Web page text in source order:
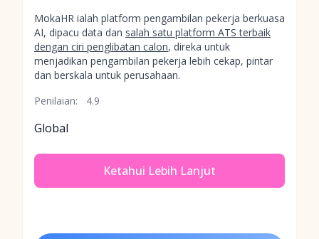
MokaHR ialah platform pengambilan pekerja berkuasa
AI, dipacu data dan salah satu platform ATS terbaik
dengan ciri penglibatan calon, direka untuk
menjadikan pengambilan pekerja lebih cekap, pintar
dan berskala untuk perusahaan.
Penilaian:
4.9
Global
Ketahui Lebih Lanjut